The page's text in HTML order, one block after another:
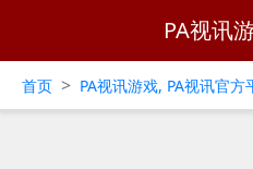
PA视讯
首页 > PA视讯游戏, PA视讯官